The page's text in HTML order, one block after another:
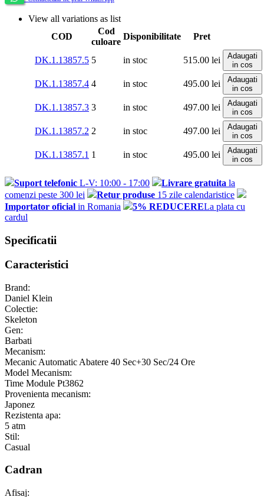
View all variations as list
COD
Cod
culoare
Disponibilitate Pret
DK.1.13857.5 5 in stoc 515.00 lei
Adaugati
in cos
DK.1.13857.4 4 in stoc 495.00 lei
Adaugati
in cos
DK.1.13857.3 3 in stoc 497.00 lei
Adaugati
in cos
DK.1.13857.2 2 in stoc 497.00 lei
Adaugati
in cos
DK.1.13857.1 1 in stoc 495.00 lei
Adaugati
in cos
Suport telefonic L-V: 10:00 - 17:00 Livrare gratuita la
comenzi peste 300 lei
Retur produse 15 zile calendaristice
Importator oficial in Romania 5% REDUCERELa plata cu
cardul
Specificatii
Caracteristici
Brand:
Daniel Klein
Colectie:
Skeleton
Gen:
Barbati
Mecanism:
Mecanic Automatic Abatere 40 Sec+30 Sec/24 Ore
Model Mecanism:
Time Module Pt3862
Provenienta mecanism:
Japonez
Rezistenta apa:
5 atm
Stil:
Casual
Cadran
Afisaj: